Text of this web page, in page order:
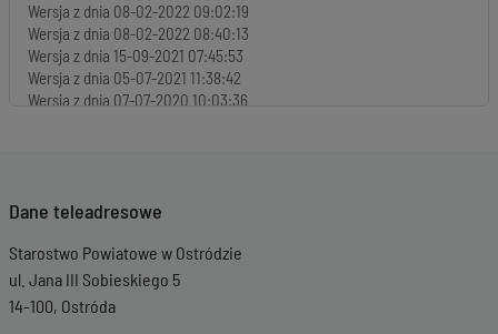
Wersja z dnia 08-02-2022 09:02:19
Wersja z dnia 08-02-2022 08:40:13
Wersja z dnia 15-09-2021 07:45:53
Wersja z dnia 05-07-2021 11:38:42
Wersja z dnia 07-07-2020 10:03:36
Wersja z dnia06-02-2020 07:34:40
Dane teleadresowe
Starostwo Powiatowe w Ostródzie
ul. Jana III Sobieskiego 5
14-100, Ostróda